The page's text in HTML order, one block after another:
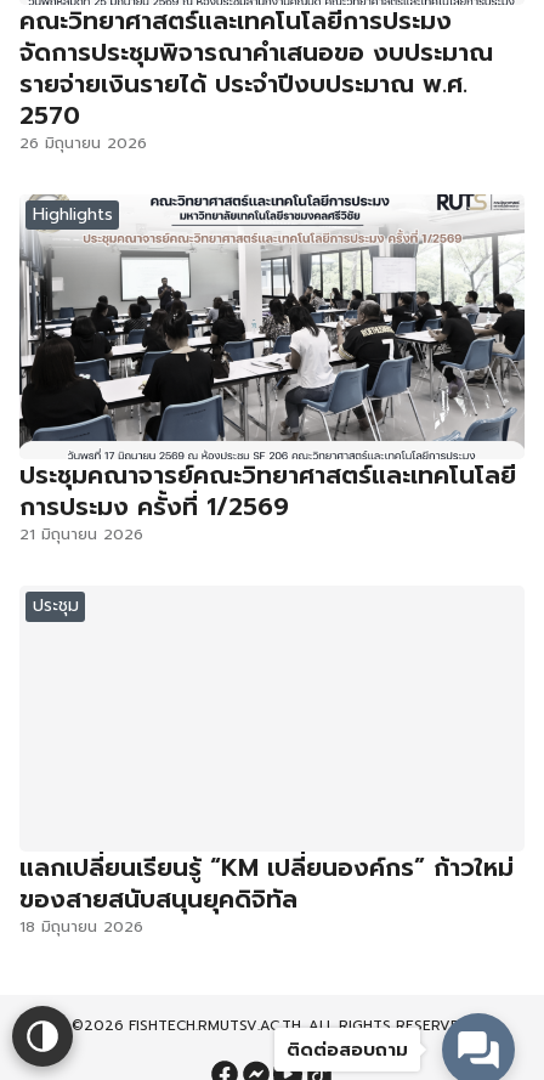
คณะวิทยาศาสตร์และเทคโนโลยีการประมง
จัดการประชุมพิจารณาคำเสนอขอ งบประมาณ
รายจ่ายเงินรายได้ ประจำปีงบประมาณ พ.ศ.
2570
26 มิถุนายน 2026
Highlights
ประชุมคณาจารย์คณะวิทยาศาสตร์และเทคโนโลยี
การประมง ครั้งที่ 1/2569
21 มิถุนายน 2026
ประชุม
แลกเปลี่ยนเรียนรู้ “KM เปลี่ยนองค์กร” ก้าวใหม่
ของสายสนับสนุนยุคดิจิทัล
18 มิถุนายน 2026
©2026 FISHTECH.RMUTSV.AC.TH. ALL RIGHTS RESERVED.
ติดต่อสอบถาม